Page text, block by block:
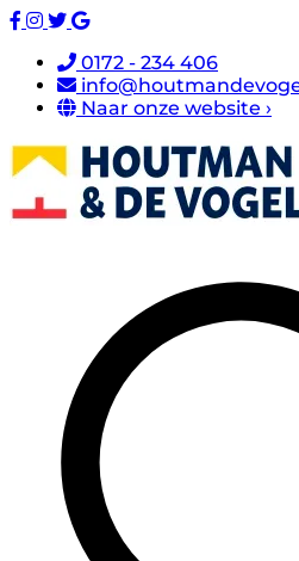
0172 - 234 406
Naar onze website ›